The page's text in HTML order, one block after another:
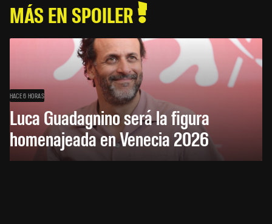
MÁS EN SPOILER
HACE 6 HORAS
Luca Guadagnino será la figura
homenajeada en Venecia 2026